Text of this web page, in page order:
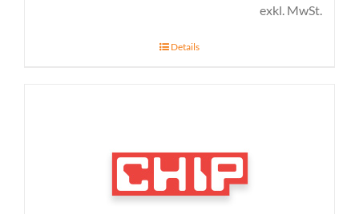
exkl. MwSt.
Details